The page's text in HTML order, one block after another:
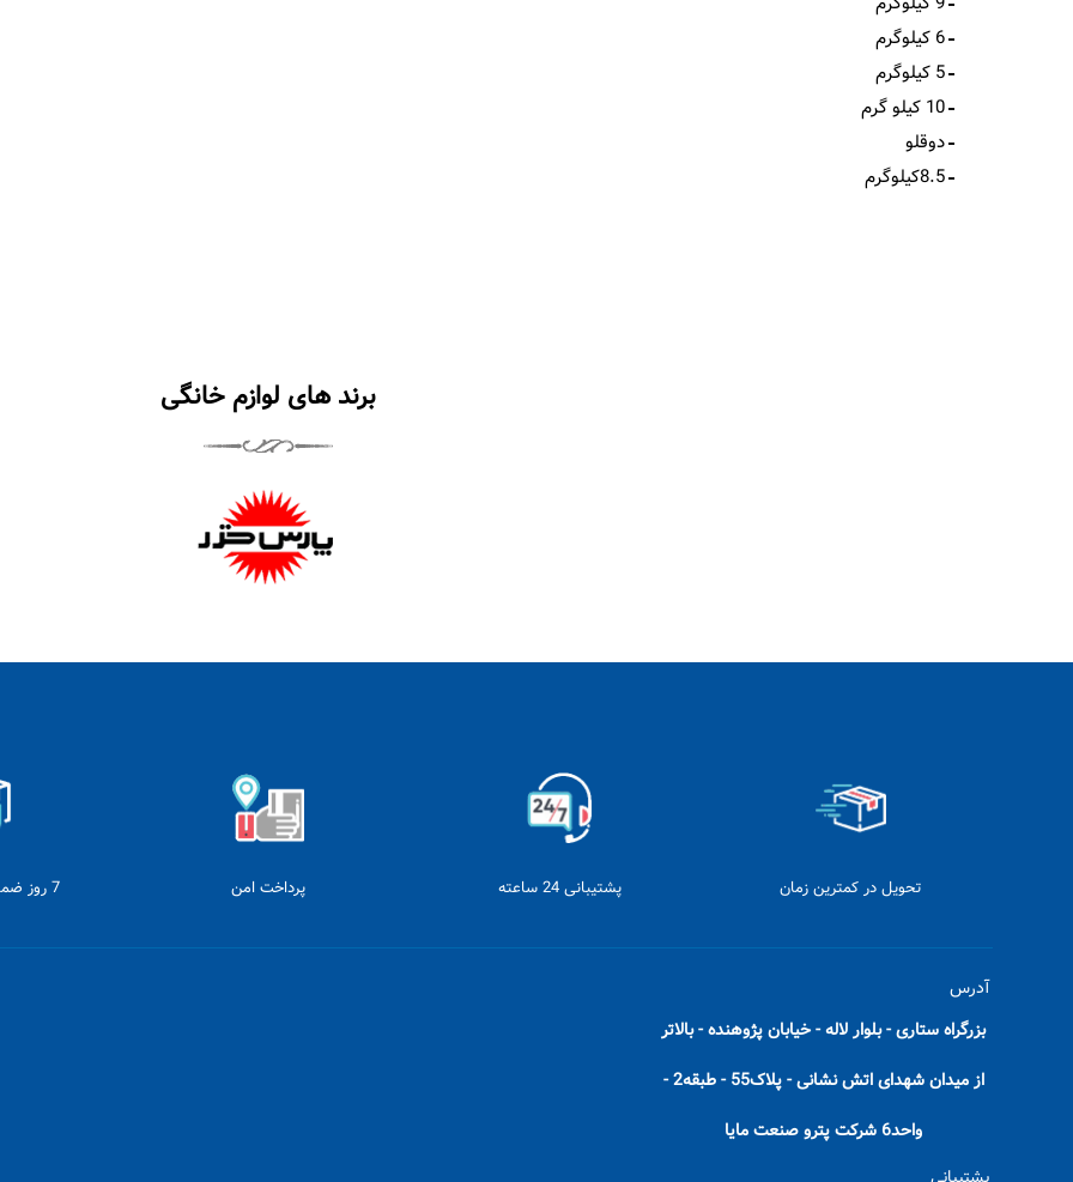
6 کیلوگرم
5 کیلوگرم
10 کیلو گرم
دوقلو
8.5کیلوگرم
برند های لوازم خانگی
تحویل در کمترین زمان پشتیبانی 24 ساعته پرداخت امن 7 روز ضمانت بازگشت وجه
آدرس
بزرگراه ستاری - بلوار لاله - خیابان پژوهنده - بالاتر
از میدان شهدای اتش نشانی - پلاک55 - طبقه2 -
واحد6 شرکت پترو صنعت مایا